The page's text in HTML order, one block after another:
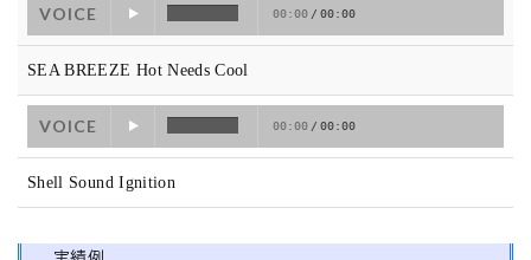
VOICE 00:00 / 00:00
SEA BREEZE Hot Needs Cool
VOICE 00:00 / 00:00
Shell Sound Ignition